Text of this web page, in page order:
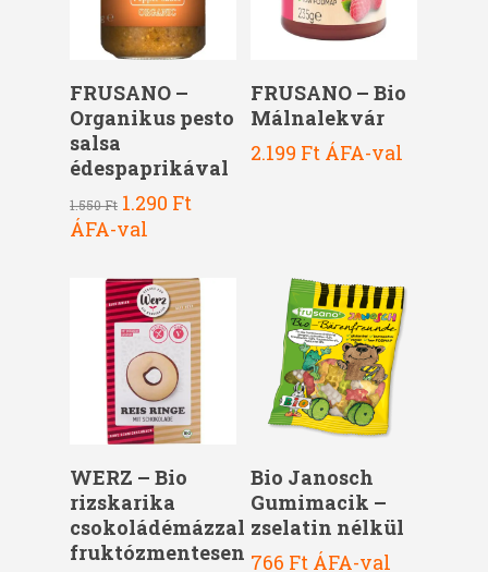
Kosárba Teszem
FRUSANO –
Organikus pesto
salsa
édespaprikával
1.550Ft Original
price
1.550 Ft.
1.290 FtCurrent
1.290 Ft.
ÁFA-val
Kosárba Teszem
FRUSANO – Bio
Málnalekvár
2.199 Ft ÁFA-val
Kosárba Teszem
WERZ – Bio
rizskarika
csokoládémázzal
fruktózmentesen
Kosárba Teszem
Bio Janosch
Gumimacik –
zselatin nélkül
766 Ft ÁFA-val